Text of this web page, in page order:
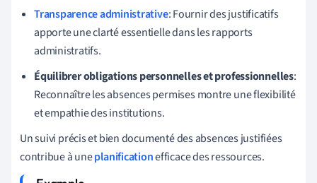
Transparence administrative: Fournir des justificatifs
apporte une clarté essentielle dans les rapports
administratifs.
Équilibrer obligations personnelles et professionnelles:
Reconnaître les absences permises montre une flexibilité
et empathie des institutions.
Un suivi précis et bien documenté des absences justifiées
contribue à uneplanificationefficace des ressources.